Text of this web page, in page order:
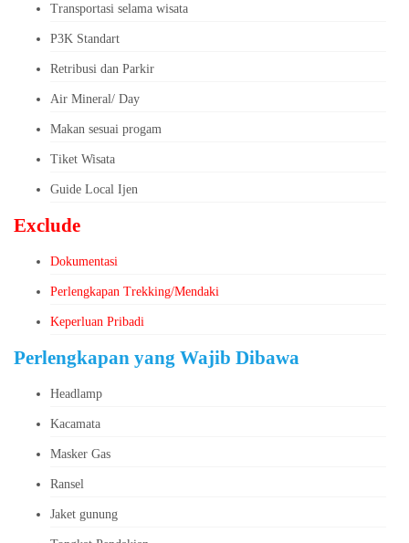
Transportasi selama wisata
P3K Standart
Retribusi dan Parkir
Air Mineral/ Day
Makan sesuai progam
Tiket Wisata
Guide Local Ijen
Exclude
Dokumentasi
Perlengkapan Trekking/Mendaki
Keperluan Pribadi
Perlengkapan yang Wajib Dibawa
Headlamp
Kacamata
Masker Gas
Ransel
Jaket gunung